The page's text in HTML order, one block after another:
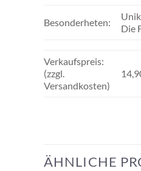
Besonderheten:
Die
Verkaufspreis:
(zzgl.
Versandkosten)
ÄHNLICHE